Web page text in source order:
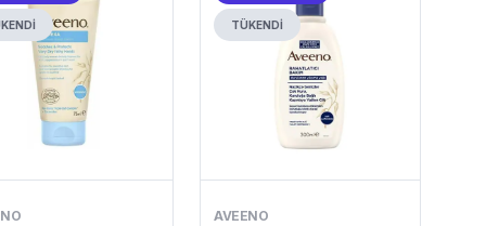
TÜKENDİ
AVEENO